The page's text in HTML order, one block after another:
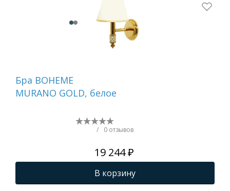
Бра BOHEME
MURANO GOLD, белое
/ 0 отзывов
19 244 ₽
В корзину